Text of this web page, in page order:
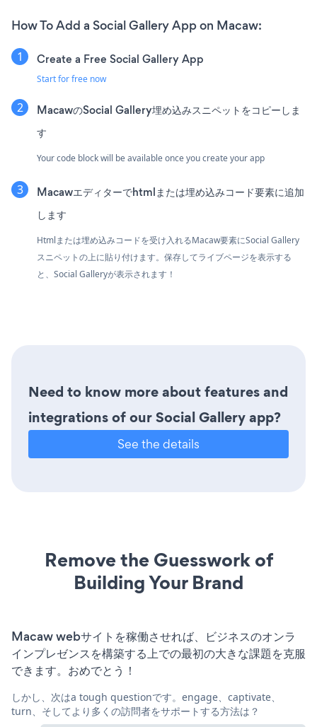
How To Add a Social Gallery App on Macaw:
Create a Free Social Gallery App
Start for free now
MacawのSocial Gallery埋め込みスニペットをコピーしま
す
Your code block will be available once you create your app
Macawエディターでhtmlまたは埋め込みコード要素に追加
します
Htmlまたは埋め込みコードを受け入れるMacaw要素にSocial Gallery
スニペットの上に貼り付けます。保存してライブページを表示する
と、Social Galleryが表示されます！
Need to know more about features and
integrations of our Social Gallery app?
See the details
Remove the Guesswork of
Building Your Brand
Macaw webサイトを稼働させれば、ビジネスのオンラ
インプレゼンスを構築する上での最初の大きな課題を克服
できます。おめでとう！
しかし、次はa tough questionです。engage、captivate、
turn、そしてより多くの訪問者をサポートする方法は？